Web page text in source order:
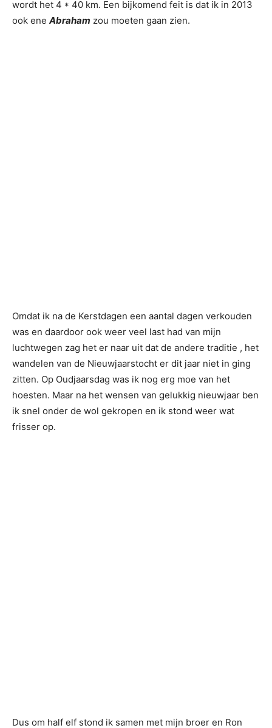
wordt het 4 * 40 km. Een bijkomend feit is dat ik in 2013
ook ene Abraham zou moeten gaan zien.
Omdat ik na de Kerstdagen een aantal dagen verkouden
was en daardoor ook weer veel last had van mijn
luchtwegen zag het er naar uit dat de andere traditie , het
wandelen van de Nieuwjaarstocht er dit jaar niet in ging
zitten. Op Oudjaarsdag was ik nog erg moe van het
hoesten. Maar na het wensen van gelukkig nieuwjaar ben
ik snel onder de wol gekropen en ik stond weer wat
frisser op.
Dus om half elf stond ik samen met mijn broer en Ron